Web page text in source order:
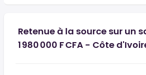
Retenue à la source sur un
1 980 000 F CFA - Côte